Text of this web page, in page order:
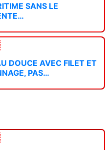
SANS LE
DOUCE AVEC FILET ET
PAS…